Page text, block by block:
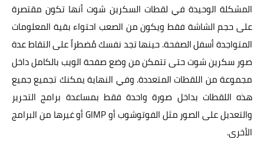
المشكلة الوحيدة في لقطات السكرين شوت أنها تكون مقتصرة
على حجم الشاشة فقط ويكون من الصعب احتواء بقية المعلومات
المتواجدة أسفل الصفحة. حينها تجد نفسك مُضطراً على التقاط عدة
صور سكرين شوت حتى تتمكن من وضع صفحة الويب بالكامل داخل
مجموعة من اللقطات المتعددة. وفي النهاية يمكنك تجميع جميع
هذه اللقطات بداخل صورة واحدة فقط بمساعدة برامج التحرير
والتعديل على الصور مثل الفوتوشوب أو GIMP أو غيرها من البرامج
الأخرى.